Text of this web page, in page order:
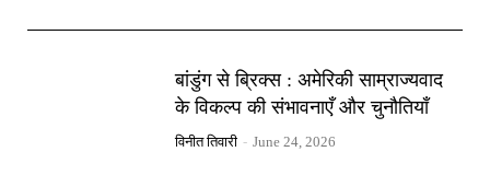
बांडुंग से ब्रिक्स : अमेरिकी साम्राज्यवाद
के विकल्प की संभावनाएँ और चुनौतियाँ
विनीत तिवारी - June 24, 2026